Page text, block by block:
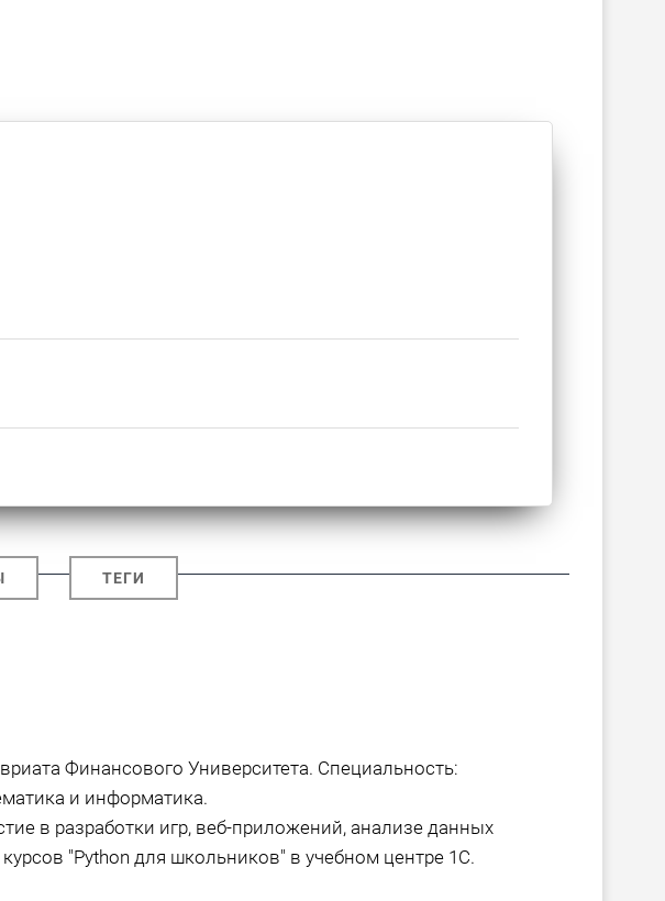
ТЕГИ
Финансового Университета. Специальность:
и информатика.
в разработки игр, веб-приложений, анализе данных
"Python для школьников" в учебном центре 1С.